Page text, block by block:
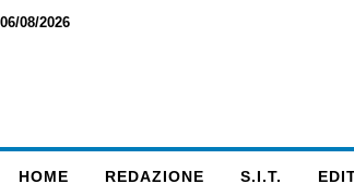
06/08/2026
HOME REDAZIONE S.I.T.